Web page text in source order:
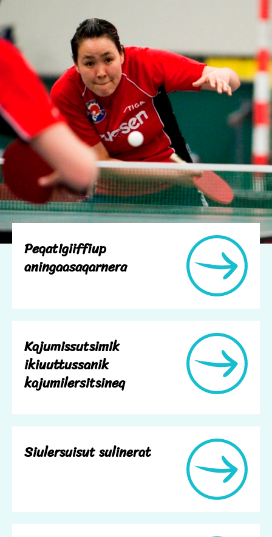
Peqatigiiffiup
aningaasaqarnera
Kajumissutsimik
ikiuuttussanik
kajumilersitsineq
Siulersuisut sulinerat